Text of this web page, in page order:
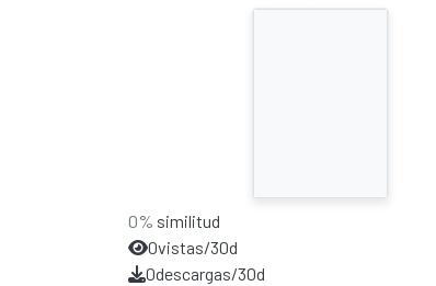
0% similitud
0vistas/30d
0descargas/30d